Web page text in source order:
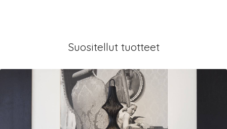
Suositellut tuotteet